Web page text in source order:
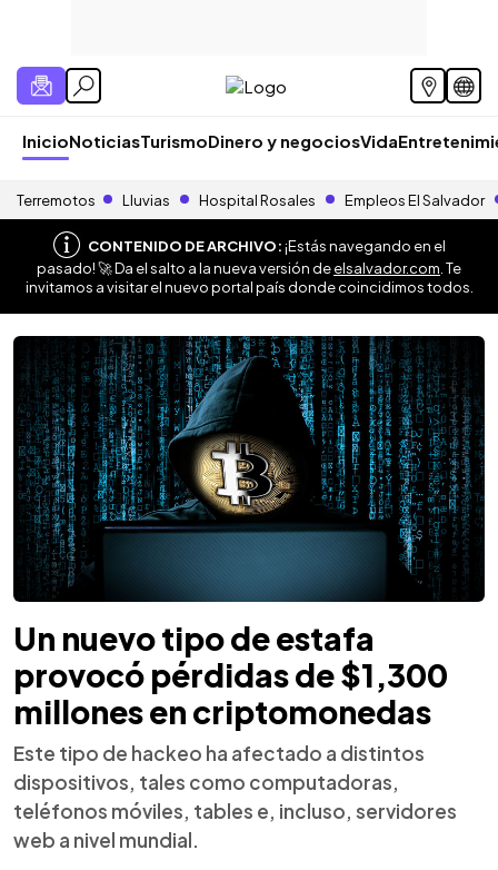
InicioNoticiasTurismoDinero y negociosVida
Terremotos Lluvias Hospital Rosales Empleos El Salvador
CONTENIDO DE ARCHIVO:¡Estás navegando en el
pasado! 🚀 Da el salto a la nueva versión deelsalvador.com . Te
invitamos a visitar el nuevo portal país donde coincidimos todos.
Un nuevo tipo de estafa
provocó pérdidas de $1,300
millones en criptomonedas
Este tipo de hackeo ha afectado a distintos
dispositivos, tales como computadoras,
teléfonos móviles, tables e, incluso, servidores
web a nivel mundial.